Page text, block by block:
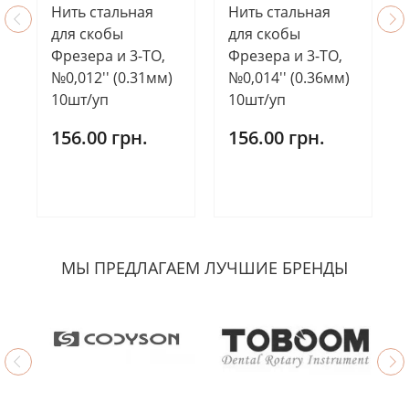
Нить стальная
для скобы
Фрезера и 3-ТО,
№0,012'' (0.31мм)
10шт/уп
156.00 грн.
Нить стальная
для скобы
Фрезера и 3-ТО,
№0,014'' (0.36мм)
10шт/уп
156.00 грн.
МЫ ПРЕДЛАГАЕМ ЛУЧШИЕ БРЕНДЫ